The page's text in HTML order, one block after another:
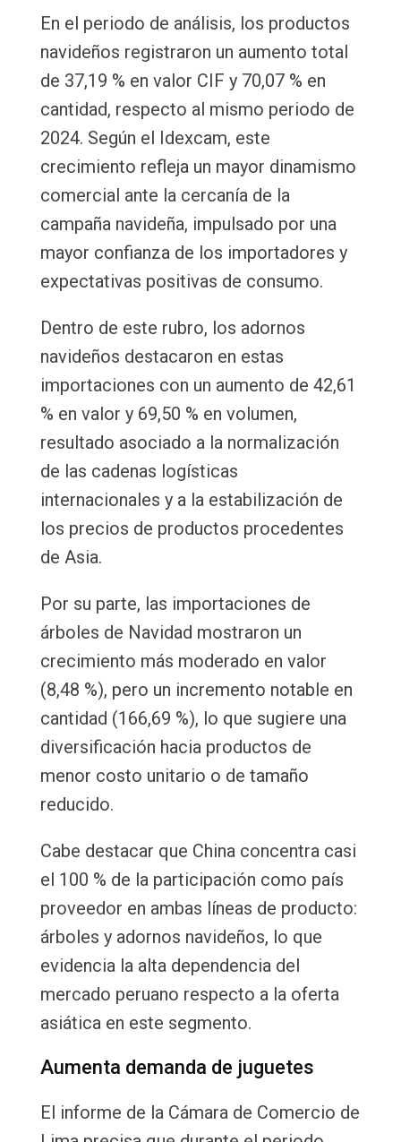
En el periodo de análisis, los productos
navideños registraron un aumento total
de 37,19 % en valor CIF y 70,07 % en
cantidad, respecto al mismo periodo de
2024. Según el Idexcam, este
crecimiento refleja un mayor dinamismo
comercial ante la cercanía de la
campaña navideña, impulsado por una
mayor confianza de los importadores y
expectativas positivas de consumo.
Dentro de este rubro, los adornos
navideños destacaron en estas
importaciones con un aumento de 42,61
% en valor y 69,50 % en volumen,
resultado asociado a la normalización
de las cadenas logísticas
internacionales y a la estabilización de
los precios de productos procedentes
de Asia.
Por su parte, las importaciones de
árboles de Navidad mostraron un
crecimiento más moderado en valor
(8,48 %), pero un incremento notable en
cantidad (166,69 %), lo que sugiere una
diversificación hacia productos de
menor costo unitario o de tamaño
reducido.
Cabe destacar que China concentra casi
el 100 % de la participación como país
proveedor en ambas líneas de producto:
árboles y adornos navideños, lo que
evidencia la alta dependencia del
mercado peruano respecto a la oferta
asiática en este segmento.
Aumenta demanda de juguetes
El informe de la Cámara de Comercio de